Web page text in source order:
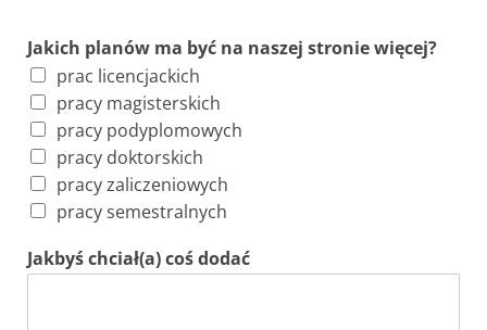
Jakich planów ma być na naszej stronie więcej?
prac licencjackich
pracy magisterskich
pracy podyplomowych
pracy doktorskich
pracy zaliczeniowych
pracy semestralnych
Jakbyś chciał(a) coś dodać